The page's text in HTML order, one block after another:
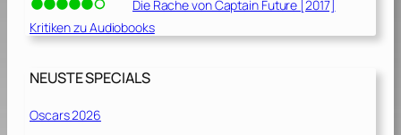
Die Rache von Captain Future [2017]
Kritiken zu Audiobooks
NEUSTE SPECIALS
Oscars 2026